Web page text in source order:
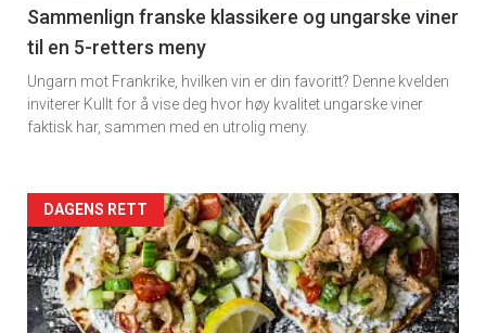
5
Sammenlign franske klassikere og ungarske viner
til en 5-retters meny
Ungarn mot Frankrike, hvilken vin er din favoritt? Denne kvelden
inviterer Kullt for å vise deg hvor høy kvalitet ungarske viner
faktisk har, sammen med en utrolig meny.
Forsiden
akkurat
nå
DAGENS RETT